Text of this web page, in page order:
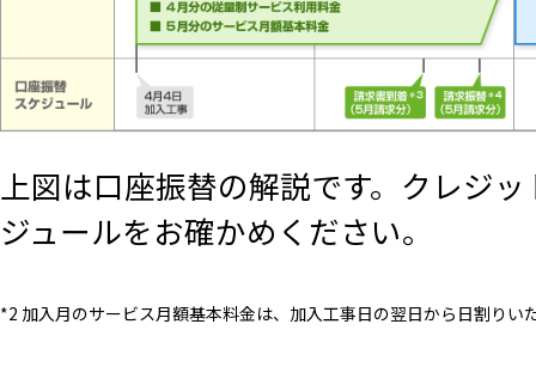
上図は口座振替の解説です。クレジ
ジュールをお確かめください。
*2 加入月のサービス月額基本料金は、加入工事日の翌日から日割りい